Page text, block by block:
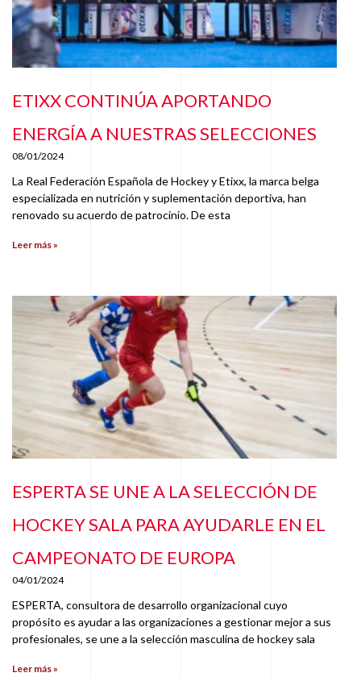
ETIXX CONTINÚA APORTANDO
ENERGÍA A NUESTRAS SELECCIONES
08/01/2024
La Real Federación Española de Hockey y Etixx, la marca belga
especializada en nutrición y suplementación deportiva, han
renovado su acuerdo de patrocinio. De esta
Leer más »
ESPERTA SE UNE A LA SELECCIÓN DE
HOCKEY SALA PARA AYUDARLE EN EL
CAMPEONATO DE EUROPA
04/01/2024
ESPERTA, consultora de desarrollo organizacional cuyo
propósito es ayudar a las organizaciones a gestionar mejor a sus
profesionales, se une a la selección masculina de hockey sala
Leer más »